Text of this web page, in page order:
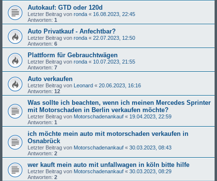
Autokauf: GTD oder 120d
Letzter Beitrag von ronda « 16.08.2023, 22:45
Antworten: 1
Auto Privatkauf - Anfechtbar?
Letzter Beitrag von ronda « 22.07.2023, 12:50
Antworten: 6
Plattform für Gebrauchtwägen
Letzter Beitrag von ronda « 10.07.2023, 21:55
Antworten: 7
Auto verkaufen
Letzter Beitrag von Leonard « 20.06.2023, 16:16
Antworten: 12
Was sollte ich beachten, wenn ich meinen Mercedes Sprinter
mit Motorschaden in Berlin verkaufen möchte?
Letzter Beitrag von Motorschadenankauf « 19.04.2023, 22:59
Antworten: 1
ich möchte mein auto mit motorschaden verkaufen in
Osnabrück
Letzter Beitrag von Motorschadenankauf « 30.03.2023, 08:43
Antworten: 2
wer kauft mein auto mit unfallwagen in köln bitte hilfe
Letzter Beitrag von Motorschadenankauf « 30.03.2023, 08:29
Antworten: 2